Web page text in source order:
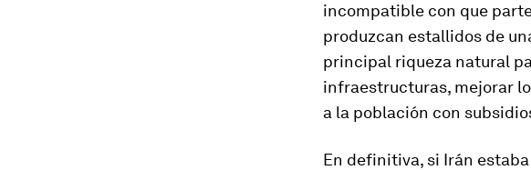
incompatible con que
produzcan estallidos de
principal riqueza natural
infraestructuras, mejorar
a la población con
En definitiva, si Irán